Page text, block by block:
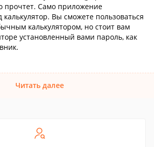
прочтет. Само приложение
Вы сможете пользоваться
калькулятором, но стоит вам
установленный вами пароль, как
Читать далее